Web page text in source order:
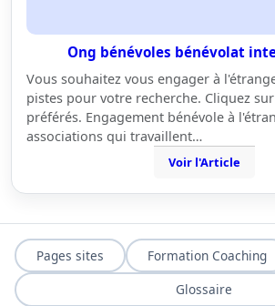
Ong bénévoles bénévolat
Vous souhaitez vous engager à
pistes pour votre recherche. Cliquez
préférés. Engagement bénévole à
associations qui travaillent…
Voir l'Article
Pages sites Formation Coaching
Glossaire